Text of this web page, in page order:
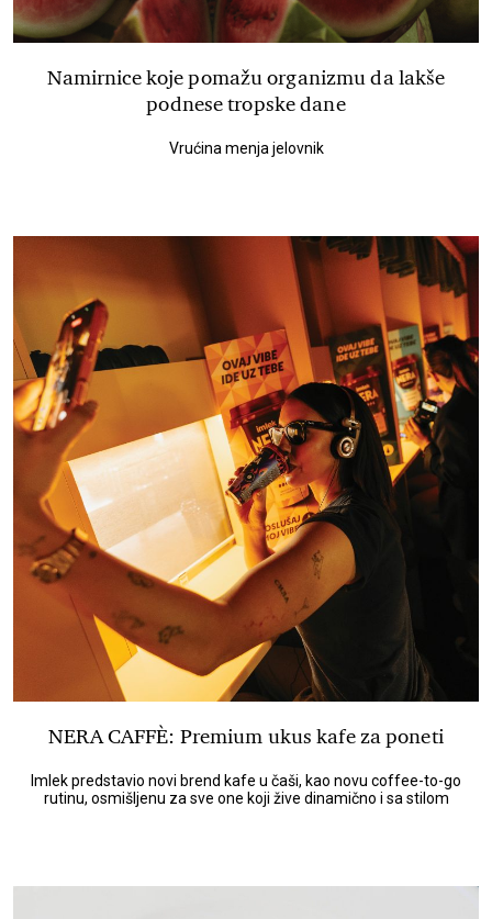
Namirnice koje pomažu organizmu da lakše
podnese tropske dane
Vrućina menja jelovnik
NERA CAFFÈ: Premium ukus kafe za poneti
Imlek predstavio novi brend kafe u čaši, kao novu coffee-to-go
rutinu, osmišljenu za sve one koji žive dinamično i sa stilom